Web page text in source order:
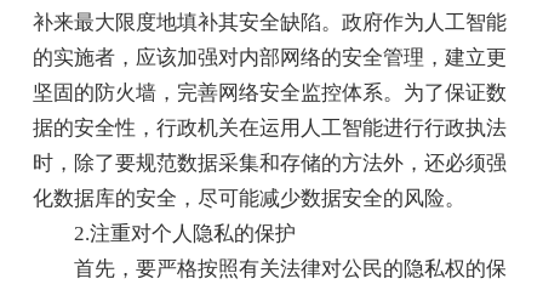
补来最大限度地填补其安全缺陷。政府作为人工智能
的实施者，应该加强对内部网络的安全管理，建立更
坚固的防火墙，完善网络安全监控体系。为了保证数
据的安全性，行政机关在运用人工智能进行行政执法
时，除了要规范数据采集和存储的方法外，还必须强
化数据库的安全，尽可能减少数据安全的风险。
2.注重对个人隐私的保护
首先，要严格按照有关法律对公民的隐私权的保